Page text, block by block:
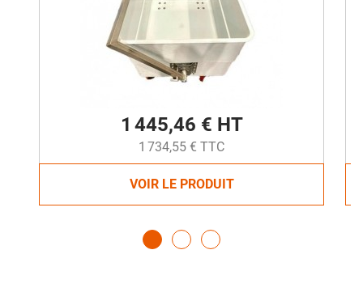
1 445,46 € HT
1 734,55 € TTC
VOIR LE PRODUIT